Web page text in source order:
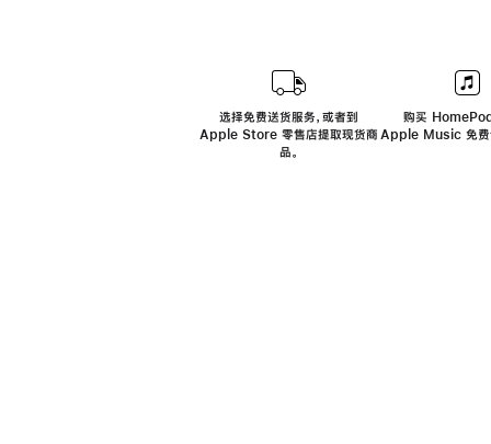
选择免费送货服务，或者到
Apple Store 零售店提取现货商
品。
购买
Apple Music 免费